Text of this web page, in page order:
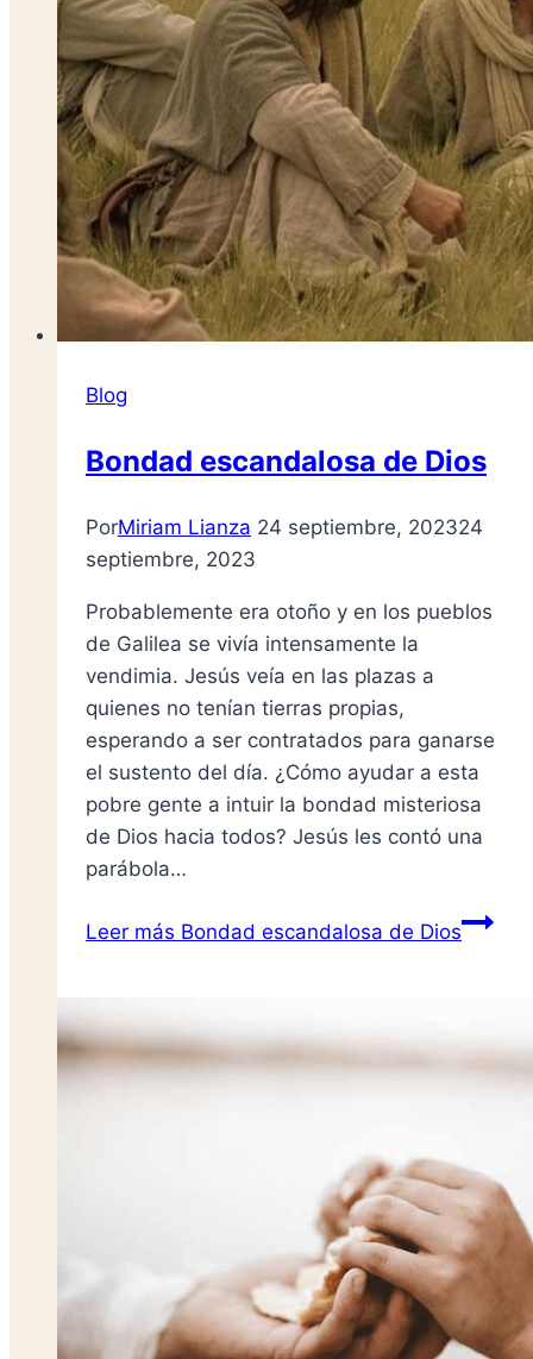
Blog
Bondad escandalosa de Dios
PorMiriam Lianza 24 septiembre, 202324
septiembre, 2023
Probablemente era otoño y en los pueblos
de Galilea se vivía intensamente la
vendimia. Jesús veía en las plazas a
quienes no tenían tierras propias,
esperando a ser contratados para ganarse
el sustento del día. ¿Cómo ayudar a esta
pobre gente a intuir la bondad misteriosa
de Dios hacia todos? Jesús les contó una
parábola…
Leer más Bondad escandalosa de Dios